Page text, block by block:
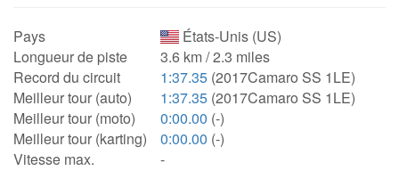
Pays
États-Unis (US)
Longueur de piste
3.6 km / 2.3 miles
Record du circuit
1:37.35 (2017Camaro SS 1LE)
Meilleur tour (auto)
1:37.35 (2017Camaro SS 1LE)
Meilleur tour (moto)
0:00.00 (-)
Meilleur tour (karting)
0:00.00 (-)
Vitesse max.
-